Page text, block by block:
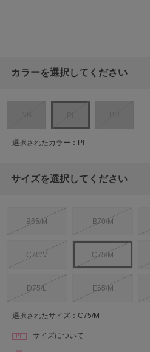
カラーを選択してください
選択されたカラー：PI
サイズを選択してください
B65/M B70/M
C70/M C75/M
D75/L E65/M
選択されたサイズ：C75/M
サイズについて